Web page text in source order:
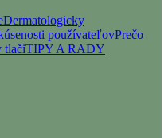
Dermatologicky
používateľovPrečo
tlačiTIPY A RADY